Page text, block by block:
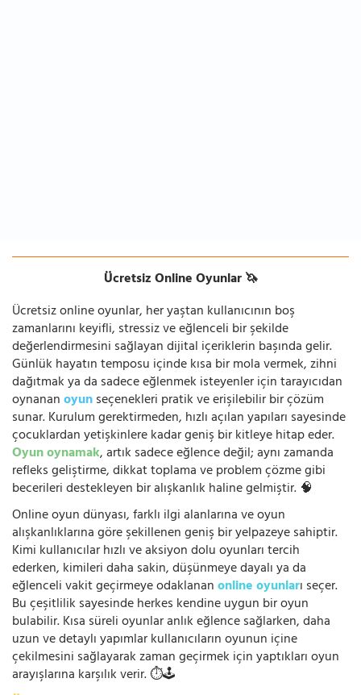
Ücretsiz Online Oyunlar 🦄
Ücretsiz online oyunlar, her yaştan kullanıcının boş
zamanlarını keyifli, stressiz ve eğlenceli bir şekilde
değerlendirmesini sağlayan dijital içeriklerin başında gelir.
Günlük hayatın temposu içinde kısa bir mola vermek, zihni
dağıtmak ya da sadece eğlenmek isteyenler için tarayıcıdan
oynananoyunseçenekleri pratik ve erişilebilir bir çözüm
sunar. Kurulum gerektirmeden, hızlı açılan yapıları sayesinde
çocuklardan yetişkinlere kadar geniş bir kitleye hitap eder.
Oyun oynamak, artık sadece eğlence değil; aynı zamanda
refleks geliştirme, dikkat toplama ve problem çözme gibi
becerileri destekleyen bir alışkanlık haline gelmiştir. 🧠
Online oyun dünyası, farklı ilgi alanlarına ve oyun
alışkanlıklarına göre şekillenen geniş bir yelpazeye sahiptir.
Kimi kullanıcılar hızlı ve aksiyon dolu oyunları tercih
ederken, kimileri daha sakin, düşünmeye dayalı ya da
eğlenceli vakit geçirmeye odaklananonline oyunları seçer.
Bu çeşitlilik sayesinde herkes kendine uygun bir oyun
bulabilir. Kısa süreli oyunlar anlık eğlence sağlarken, daha
uzun ve detaylı yapımlar kullanıcıların oyunun içine
çekilmesini sağlayarak zaman geçirmek için yaptıkları oyun
arayışlarına karşılık verir. ⏱️🕹️